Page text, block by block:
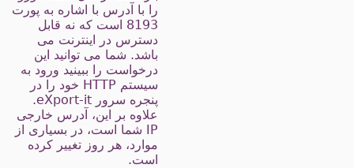
را با آدرس با اشاره به پورت
8193 است که نه قابل
دسترس در اینترنت می
باشد. شما می توانید این
درخواست را ببینید ورود به
سیستم HTTP خود را در
پنجره سرور eXport-it.
علاوه بر این، آدرس خارجی
IP شما است، در بسیاری از
موارد، هر روز تغییر کرده
است.